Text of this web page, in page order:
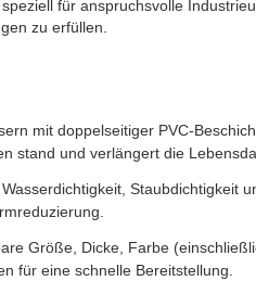
für anspruchsvolle
zu erfüllen.
mit doppelseitiger PVC-
stand und verlängert die
Staubdichtigkeit
Größe, Dicke, Farbe
für eine schnelle Bereitstellung.